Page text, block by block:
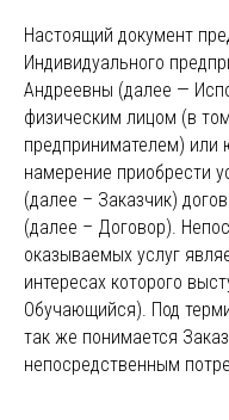
Настоящий документ
Индивидуального
Андреевны (далее —
физическим лицом (в
предпринимателем)
намерение приобрести
(далее – Заказчик)
(далее – Договор).
оказываемых услуг
интересах которого
Обучающийся). Под
так же понимается
непосредственным